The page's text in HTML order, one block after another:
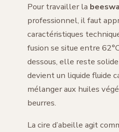
Pour travailler la
professionnel, il faut
caractéristiques
fusion se situe entre
dessous, elle reste
devient un liquide fluide
mélanger aux huiles
beurres.
La cire d’abeille agit